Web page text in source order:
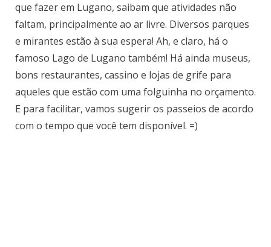
que fazer em Lugano, saibam que atividades não
faltam, principalmente ao ar livre. Diversos parques
e mirantes estão à sua espera! Ah, e claro, há o
famoso Lago de Lugano também! Há ainda museus,
bons restaurantes, cassino e lojas de grife para
aqueles que estão com uma folguinha no orçamento.
E para facilitar, vamos sugerir os passeios de acordo
com o tempo que você tem disponível. =)